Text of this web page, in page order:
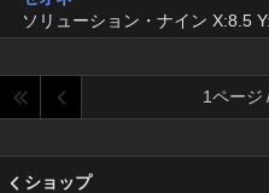
ソリューション・ナイン X:8.5
1ページ
ショップ